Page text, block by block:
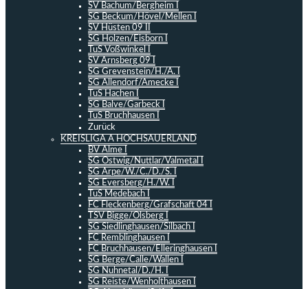
SV Bachum/Bergheim I
SG Beckum/Hövel/Mellen I
SV Hüsten 09 II
SG Holzen/Eisborn I
TuS Voßwinkel I
SV Arnsberg 09 I
SG Grevenstein/H./A. I
SG Allendorf/Amecke I
TuS Hachen I
SG Balve/Garbeck I
TuS Bruchhausen I
Zurück
KREISLIGA A HOCHSAUERLAND
BV Alme I
SG Ostwig/Nuttlar/Valmetal I
SG Arpe/W./C./D./S. I
SG Eversberg/H./W. I
TuS Medebach I
FC Fleckenberg/Grafschaft 04 I
TSV Bigge/Olsberg I
SG Siedlinghausen/Silbach I
FC Remblinghausen I
FC Bruchhausen/Elleringhausen I
SG Berge/Calle/Wallen I
SG Nuhnetal/D./H. I
SG Reiste/Wenholthausen I